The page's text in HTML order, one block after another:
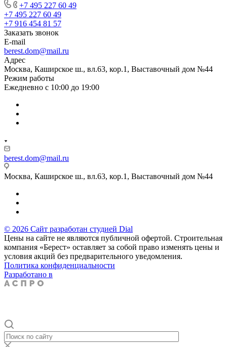
+7 495 227 60 49
+7 495 227 60 49
+7 916 454 81 57
Заказать звонок
E-mail
berest.dom@mail.ru
Адрес
Москва, Каширское ш., вл.63, кор.1, Выставочный дом №44
Режим работы
Ежедневно с 10:00 до 19:00
berest.dom@mail.ru
Москва, Каширское ш., вл.63, кор.1, Выставочный дом №44
© 2026 Сайт разработан студией Dial
Цены на сайте не являются публичной офертой. Строительная
компания «Берест» оставляет за собой право изменять цены и
условия акций без предварительного уведомления.
Политика конфиденциальности
Разработано в